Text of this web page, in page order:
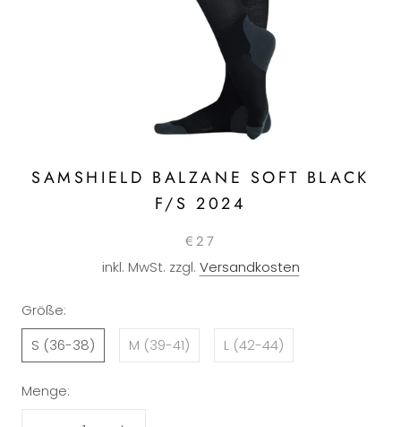
SAMSHIELD BALZANE SOFT BLACK
F/S 2024
€27
inkl. MwSt. zzgl. Versandkosten
Größe:
S (36-38)
M (39-41) L (42-44)
Menge: